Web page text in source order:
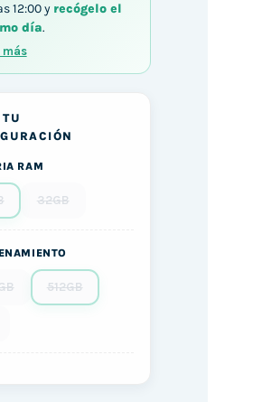
12:00 y recógelo el
día.
más
RAM
32GB
512GB